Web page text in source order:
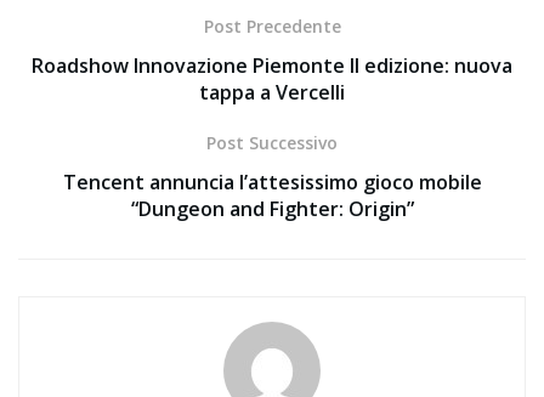
Post Precedente
Roadshow Innovazione Piemonte II edizione: nuova
tappa a Vercelli
Post Successivo
Tencent annuncia l’attesissimo gioco mobile
“Dungeon and Fighter: Origin”